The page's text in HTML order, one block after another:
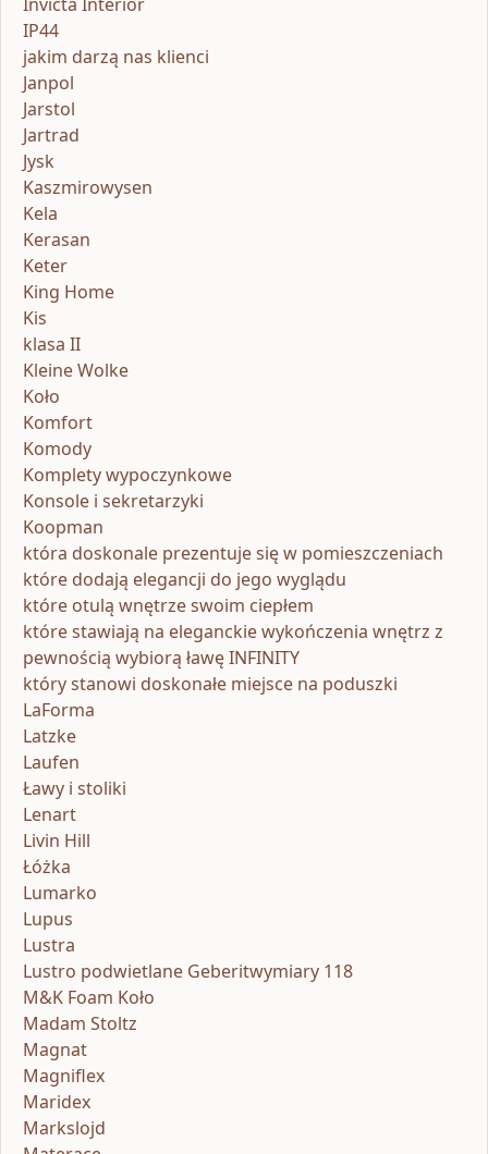
IP44
jakim darzą nas klienci
Janpol
Jarstol
Jartrad
Jysk
Kaszmirowysen
Kela
Kerasan
Keter
King Home
Kis
klasa II
Kleine Wolke
Koło
Komfort
Komody
Komplety wypoczynkowe
Konsole i sekretarzyki
Koopman
która doskonale prezentuje się w pomieszczeniach
które dodają elegancji do jego wyglądu
które otulą wnętrze swoim ciepłem
które stawiają na eleganckie wykończenia wnętrz z
pewnością wybiorą ławę INFINITY
który stanowi doskonałe miejsce na poduszki
LaForma
Latzke
Laufen
Ławy i stoliki
Lenart
Livin Hill
Łóżka
Lumarko
Lupus
Lustra
Lustro podwietlane Geberitwymiary 118
M&K Foam Koło
Madam Stoltz
Magnat
Magniflex
Maridex
Markslojd